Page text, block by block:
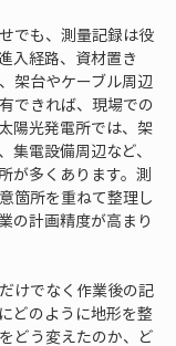
でも、測量記録は役
入経路、資材置き
架台やケーブル周辺
できれば、現場での
陽光発電所では、架
集電設備周辺など、
が多くあります。測
箇所を重ねて整理し
の計画精度が高まり
けでなく作業後の記
どのように地形を整
どう変えたのか、ど